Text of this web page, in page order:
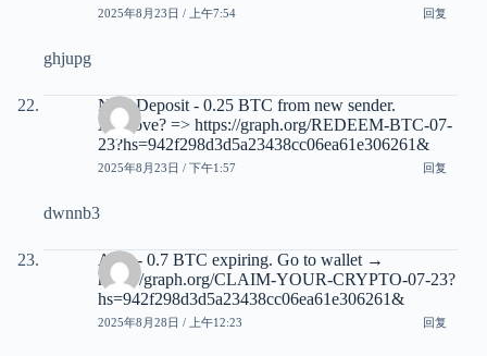
2025年8月23日 / 上午7:54 回复
ghjupg
New Deposit - 0.25 BTC from new sender.
Approve? => https://graph.org/REDEEM-BTC-07-
23?hs=942f298d3d5a23438cc06ea61e306261&
2025年8月23日 / 下午1:57 回复
dwnnb3
Alert - 0.7 BTC expiring. Go to wallet →
https://graph.org/CLAIM-YOUR-CRYPTO-07-23?
hs=942f298d3d5a23438cc06ea61e306261&
2025年8月28日 / 上午12:23 回复